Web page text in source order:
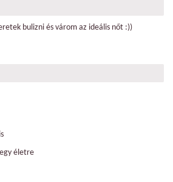
bulizni és várom az ideális nőt :))
életre